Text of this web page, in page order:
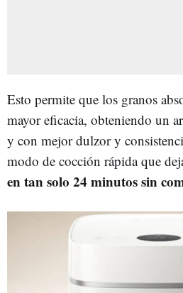
Esto permite que los granos
mayor eficacia, obteniendo un
y con mejor dulzor y
modo de cocción rápida que
en tan solo 24 minutos sin